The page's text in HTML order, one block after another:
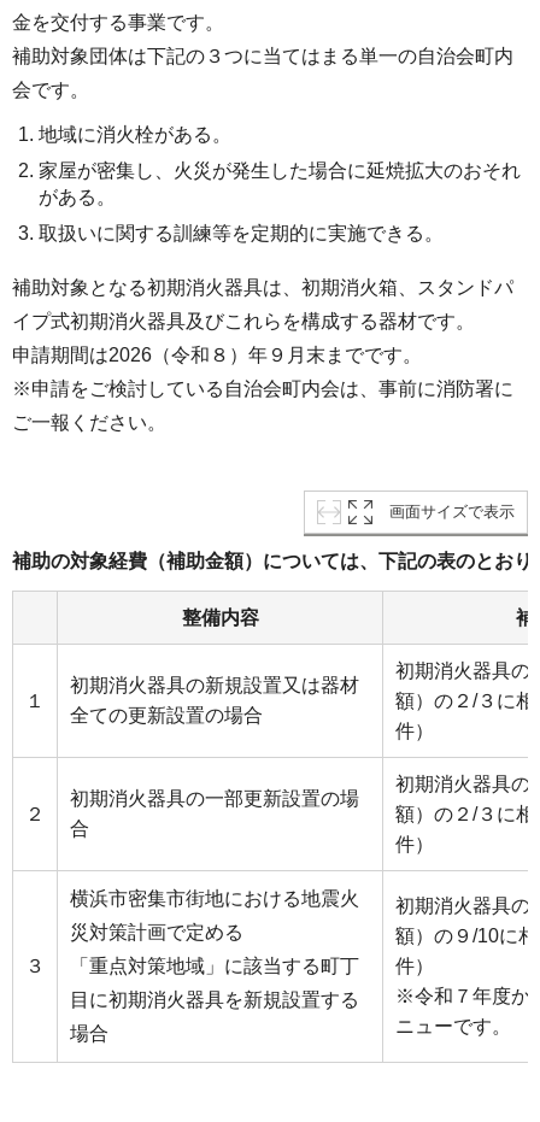
金を交付する事業です。
補助対象団体は下記の３つに当てはまる単一の自治会町内
会です。
地域に消火栓がある。
家屋が密集し、火災が発生した場合に延焼拡大のおそれ
がある。
取扱いに関する訓練等を定期的に実施できる。
補助対象となる初期消火器具は、初期消火箱、スタンドパ
イプ式初期消火器具及びこれらを構成する器材です。
申請期間は2026（令和８）年９月末までです。
※申請をご検討している自治会町内会は、事前に消防署に
ご一報ください。
画面サイズで表示
補助の対象経費（補助金額）については、下記の表のとおり
整備内容 補
１
初期消火器具の新規設置又は器材
全ての更新設置の場合
初期消火器具の
額）の２/３に
件）
２
初期消火器具の一部更新設置の場
合
初期消火器具の
額）の２/３に
件）
３
横浜市密集市街地における地震火
災対策計画で定める
「重点対策地域」に該当する町丁
目に初期消火器具を新規設置する
場合
初期消火器具の
額）の９/10に
件）
※令和７年度か
ニューです。